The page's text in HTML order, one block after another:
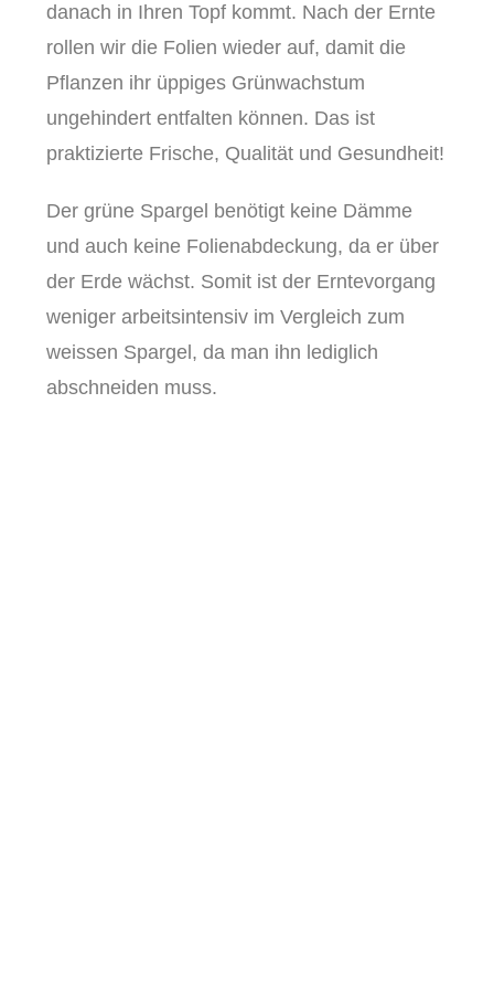
danach in Ihren Topf kommt. Nach der Ernte
rollen wir die Folien wieder auf, damit die
Pflanzen ihr üppiges Grünwachstum
ungehindert entfalten können. Das ist
praktizierte Frische, Qualität und Gesundheit!
Der grüne Spargel benötigt keine Dämme
und auch keine Folienabdeckung, da er über
der Erde wächst. Somit ist der Erntevorgang
weniger arbeitsintensiv im Vergleich zum
weissen Spargel, da man ihn lediglich
abschneiden muss.